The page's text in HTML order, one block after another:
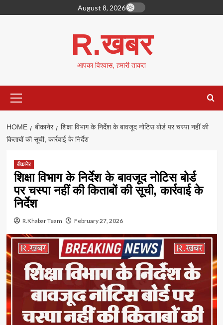
to
August 8, 2026
R.खबर
आपका विश्वास, हमारी ताकत
Menu
HOME बीकानेर
शिक्षा विभाग के निर्देश के बावजूद नोटिस बोर्ड पर चस्पा नहीं की
किताबों की सूची, कार्रवाई के निर्देश
बीकानेर
शिक्षा विभाग के निर्देश के बावजूद नोटिस बोर्ड
पर चस्पा नहीं की किताबों की सूची, कार्रवाई के
निर्देश
R.Khabar Team February 27, 2026